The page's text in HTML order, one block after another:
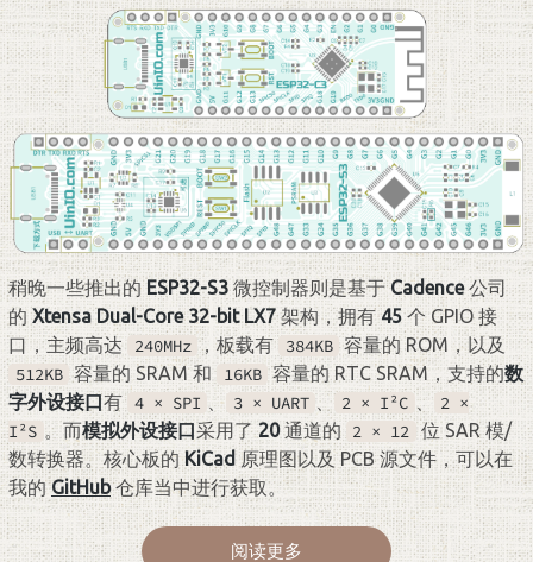
稍晚一些推出的ESP32-S3微控制器则是基于Cadence公司
的Xtensa Dual-Core 32-bit LX7架构，拥有45个 GPIO 接
口，主频高达 240MHz ，板载有 384KB 容量的 ROM，以及
512KB 容量的 SRAM 和 16KB 容量的 RTC SRAM，支持的数
字外设接口有 4 × SPI 、 3 × UART 、 2 × I²C 、 2 ×
I²S 。而模拟外设接口采用了20通道的 2 × 12 位 SAR 模/
数转换器。核心板的KiCad原理图以及 PCB 源文件，可以在
我的GitHub仓库当中进行获取。
阅读更多